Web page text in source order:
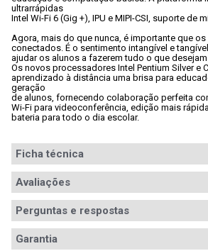
ultrarrápidas
Intel Wi-Fi 6 (Gig +), IPU e MIPI-CSI, suporte de
Agora, mais do que nunca, é importante que
conectados. É o sentimento intangível e
ajudar os alunos a fazerem tudo o que
Os novos processadores Intel Pentium Silver e
aprendizado à distância uma brisa para
geração
de alunos, fornecendo colaboração perfeita
Wi-Fi para videoconferência, edição mais
bateria para todo o dia escolar.
Ficha técnica
Série
Modelo
processador
Celeron G4930
Socket LGA1151
Avaliações
Avaliações
Perguntas e respostas
Garantia